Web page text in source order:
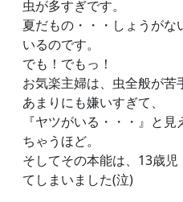
虫が多すぎです。
夏だもの・・・しょうがな
いるのです。
でも！でもっ！
お気楽主婦は、虫全般が苦
あまりにも嫌いすぎて、
『ヤツがいる・・・』と
ちゃうほど。
そしてその本能は、13歳
てしまいました(泣)